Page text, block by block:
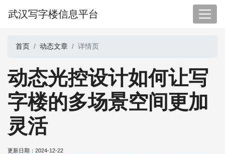
武汉写字楼信息平台
首页 动态文章 详情页
动态光控设计如何让写
字楼的多场景空间更加
灵活
更新日期： 2024-12-22